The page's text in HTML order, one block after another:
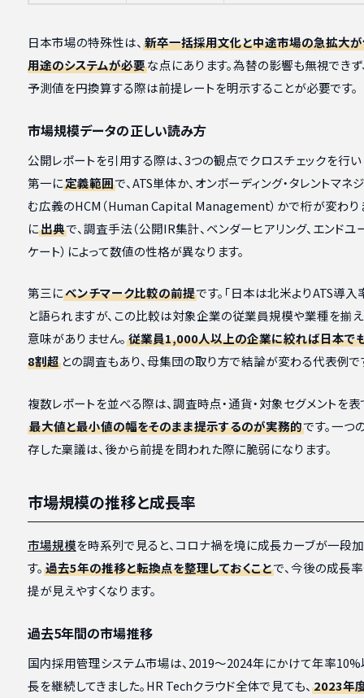
日本市場の特殊性は、 新卒一括採用文化と中途市場の急拡大が
用途のシステムが必要な点にあります。為替の影響も無視できず
予測値を円換算する際は前提レートを明示することが必要です。
市場規模データの正しい読み方
公開レポートを引用する際は、3つの観点でクロスチェックを行い
第一に定義範囲で、ATS単体か、オンボーディング・タレントマネ
む広義のHCM（Human Capital Management）かで桁が変わり
に出典で、調査手法（公開IR集計、ベンダーヒアリング、エンドユ
ケート）によって数値の性格が異なります。
第三にベンチマーク比較の前提です。「日本は北米よりATS導入
と語られますが、この比較は対象企業の従業員規模や業種を揃
意味がありません。 従業員1,000人以上の企業に絞れば日本で
8割超との調査もあり、母集団の取り方で結論が変わる代表例で
複数レポートを並べる際は、調査時点・通貨・対象セグメントを表
最大値と最小値の幅をそのまま提示するのが実務的です。一つ
存した稟議は、後から前提を問われた際に脆弱になります。
市場規模の推移と成長率
市場規模を時系列で見ると、コロナ禍を境に成長カーブが一段
す。 過去5年の推移と転換点を整理しておくことで、今後の成長
提が見えやすくなります。
過去5年間の市場推移
国内採用管理システム市場は、2019〜2024年にかけて年率
長を継続してきました。HR Techクラウド全体で見ても、 2023年